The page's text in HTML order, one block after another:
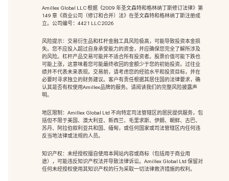
Amillex Global LLC 根据《2009 年圣文森特和格林纳丁斯修订法律》第
149 章《商业公司（修订和合并）法》在圣文森特和格林纳丁斯注册成
立。公司编号：4421 LLC 2026
风险提示：交易衍生品和杠杆金融工具风险极高，可能导致投资本金损
失。您不应投入超过自身承受能力的资金，并应确保您完全了解所涉及
的风险。杠杆产品交易可能并不适合所有投资者。股票价值可能下跌也
可能上涨，这意味着您可能最终收回的金额少于您的初始投资。过往业
绩并不代表未来表现。交易前，请考虑您的经验水平和投资目标，并在
必要时寻求独立的财务建议。客户有责任根据其居住国的法律要求，确
认其是否有权使用Amillex品牌的服务。请阅读我们的完整风险披露声
明。
地区限制：Amillex Global Ltd 不向特定司法管辖区的居民提供服务，包
括但不限于美国、澳大利亚、新西兰、毛里求斯、伊朗、朝鲜、古巴、
苏丹、阿拉伯叙利亚共和国、缅甸，或任何国家或司法管辖区内任何违
反当地法律或法规的人员。
知识产权：未经授权擅自使用本网站内容或商标（包括用于商业用
途），可能违反知识产权法并导致法律诉讼。Amillex Global Ltd 保留对
任何未经授权使用其知识产权的行为采取一切法律救济措施的权利。